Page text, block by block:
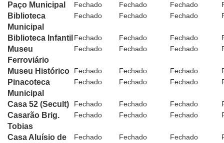
Paço Municipal Fechado Fechado Fechado
Biblioteca
Municipal
Fechado Fechado Fechado
Biblioteca Infantil Fechado Fechado Fechado
Museu
Ferroviário
Fechado Fechado Fechado
Museu Histórico Fechado Fechado Fechado
Pinacoteca
Municipal
Fechado Fechado Fechado
Casa 52 (Secult) Fechado Fechado Fechado
Casarão Brig.
Tobias
Fechado Fechado Fechado
Casa Aluísio de
Fechado Fechado Fechado